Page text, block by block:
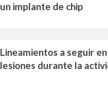
un implante de chip
Lineamientos a seguir
lesiones durante la